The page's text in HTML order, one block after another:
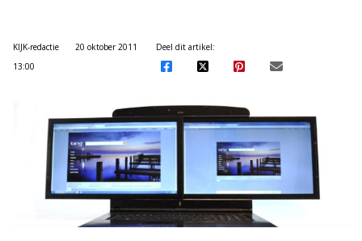
KIJK-redactie
20 oktober 2011
13:00
Deel dit artikel: